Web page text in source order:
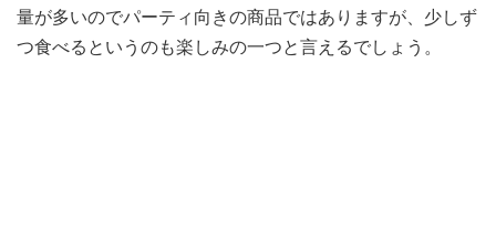
量が多いのでパーティ向きの商品ではありますが、少しず
つ食べるというのも楽しみの一つと言えるでしょう。